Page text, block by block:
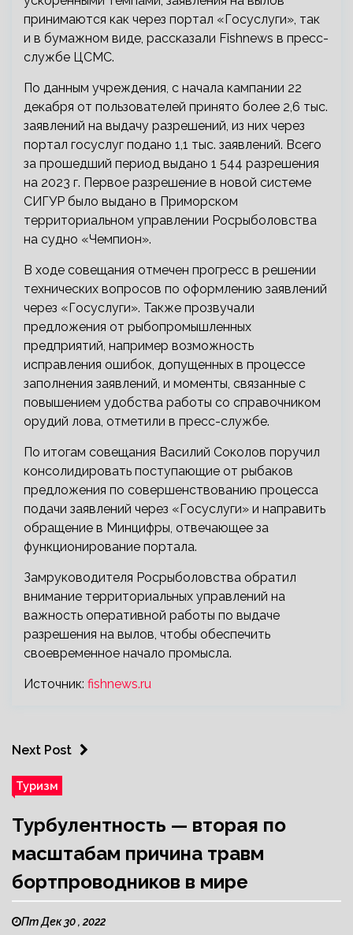
принимаются как через портал «Госуслуги», так
и в бумажном виде, рассказали Fishnews в пресс-
службе ЦСМС.
По данным учреждения, с начала кампании 22
декабря от пользователей принято более 2,6 тыс.
заявлений на выдачу разрешений, из них через
портал госуслуг подано 1,1 тыс. заявлений. Всего
за прошедший период выдано 1 544 разрешения
на 2023 г. Первое разрешение в новой системе
СИГУР было выдано в Приморском
территориальном управлении Росрыболовства
на судно «Чемпион».
В ходе совещания отмечен прогресс в решении
технических вопросов по оформлению заявлений
через «Госуслуги». Также прозвучали
предложения от рыбопромышленных
предприятий, например возможность
исправления ошибок, допущенных в процессе
заполнения заявлений, и моменты, связанные с
повышением удобства работы со справочником
орудий лова, отметили в пресс-службе.
По итогам совещания Василий Соколов поручил
консолидировать поступающие от рыбаков
предложения по совершенствованию процесса
подачи заявлений через «Госуслуги» и направить
обращение в Минцифры, отвечающее за
функционирование портала.
Замруководителя Росрыболовства обратил
внимание территориальных управлений на
важность оперативной работы по выдаче
разрешения на вылов, чтобы обеспечить
своевременное начало промысла.
Источник: fishnews.ru
Next Post
Туризм
Турбулентность — вторая по
масштабам причина травм
бортпроводников в мире
Пт Дек 30 , 2022